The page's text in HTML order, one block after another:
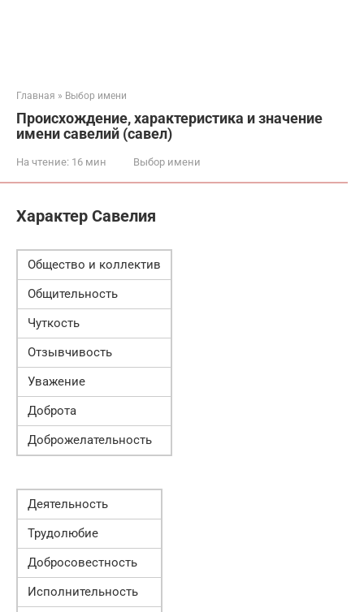
Главная » Выбор имени
Происхождение, характеристика и значение
имени савелий (савел)
На чтение: 16 мин Выбор имени
Характер Савелия
Общество и коллектив
Общительность
Чуткость
Отзывчивость
Уважение
Доброта
Доброжелательность
Деятельность
Трудолюбие
Добросовестность
Исполнительность